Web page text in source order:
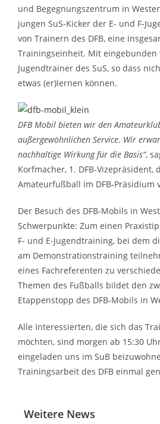
und Begegnungszentrum in
jungen SuS-Kicker der E- und F-
von Trainern des DFB, eine
Trainingseinheit. Mit
Jugendtrainer des SuS, so dass
etwas (er)lernen können.
DFB Mobil bieten wir den
außergewöhnlichen Service. Wir
nachhaltige Wirkung für die Basis“,
Korfmacher, 1. DFB-Vizepräsident,
Amateurfußball im DFB-Präsidium
Der Besuch des DFB-Mobils in
Schwerpunkte: Zum einen
F- und E-Jugendtraining, bei dem
am Demonstrationstraining
eines Fachreferenten zu
Themen des Fußballs bildet den
Etappenstopp des DFB-Mobils in
Alle Interessierten, die sich das
möchten, sind morgen ab 15:30
eingeladen uns im SuB
Trainingsarbeit des DFB einmal
Weitere News